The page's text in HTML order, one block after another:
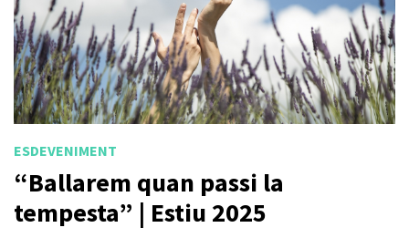
ESDEVENIMENT
“Ballarem quan passi la
tempesta” | Estiu 2025